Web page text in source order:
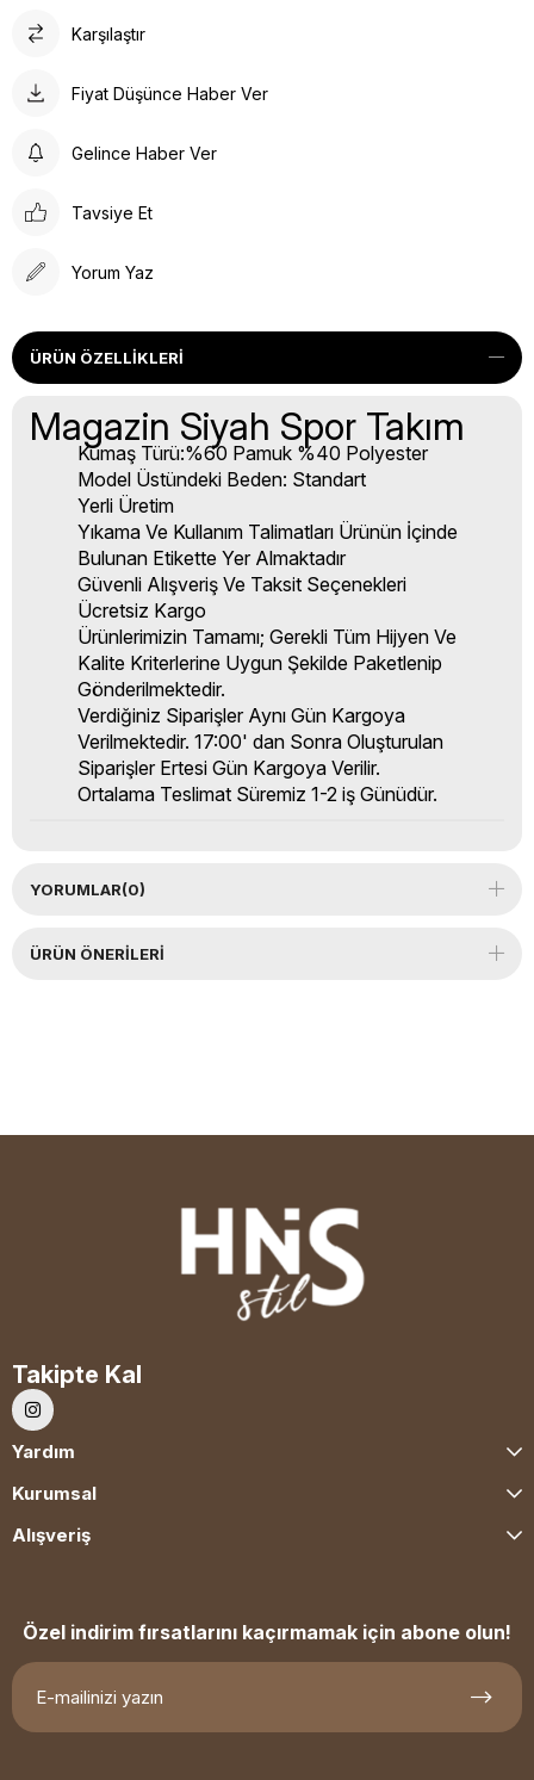
Karşılaştır
Fiyat Düşünce Haber Ver
Gelince Haber Ver
Tavsiye Et
Yorum Yaz
ÜRÜN ÖZELLIKLERI
Magazin Siyah Spor Takım
Kumaş Türü:%60 Pamuk %40 Polyester
Model Üstündeki Beden: Standart
Yerli Üretim
Yıkama Ve Kullanım Talimatları Ürünün İçinde
Bulunan Etikette Yer Almaktadır
Güvenli Alışveriş Ve Taksit Seçenekleri
Ücretsiz Kargo
Ürünlerimizin Tamamı; Gerekli Tüm Hijyen Ve
Kalite Kriterlerine Uygun Şekilde Paketlenip
Gönderilmektedir.
Verdiğiniz Siparişler Aynı Gün Kargoya
Verilmektedir. 17:00' dan Sonra Oluşturulan
Siparişler Ertesi Gün Kargoya Verilir.
Ortalama Teslimat Süremiz 1-2 iş Günüdür.
YORUMLAR(0)
ÜRÜN ÖNERILERI
Takipte Kal
Yardım
Kurumsal
Alışveriş
Özel indirim fırsatlarını kaçırmamak için abone olun!